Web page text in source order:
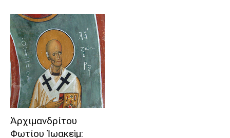
Ἀρχιμανδρίτου
Φωτίου Ἰωακεὶμ: